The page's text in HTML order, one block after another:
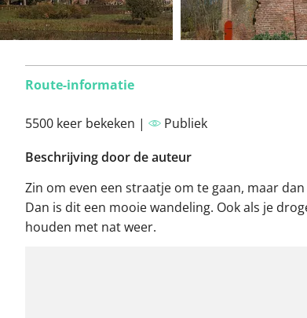
Route-informatie
5500 keer bekeken |
Publiek
Beschrijving door de auteur
Zin om even een straatje om te gaan, maar
Dan is dit een mooie wandeling. Ook als je
houden met nat weer.